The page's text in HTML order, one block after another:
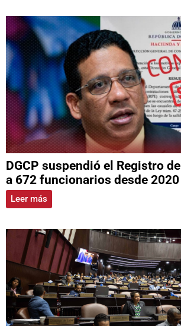
DGCP suspendió el Registro
a 672 funcionarios desde 2020
Leer más